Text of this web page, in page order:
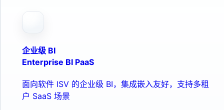
企业级 BI
Enterprise BI PaaS
面向软件 ISV 的企业级 BI，集成嵌入友好，支持多租
户 SaaS 场景